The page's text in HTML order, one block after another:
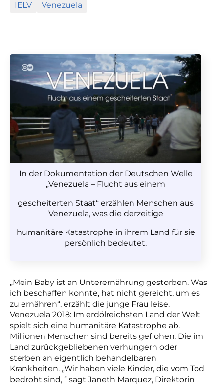
IELV Venezuela
In der Dokumentation der Deutschen Welle
„Venezuela – Flucht aus einem
gescheiterten Staat“ erzählen Menschen aus
Venezuela, was die derzeitige
humanitäre Katastrophe in ihrem Land für sie
persönlich bedeutet.
„Mein Baby ist an Unterernährung gestorben. Was
ich beschaffen konnte, hat nicht gereicht, um es
zu ernähren“, erzählt die junge Frau leise.
Venezuela 2018: Im erdölreichsten Land der Welt
spielt sich eine humanitäre Katastrophe ab.
Millionen Menschen sind bereits geflohen. Die im
Land zurückgebliebenen verhungern oder
sterben an eigentlich behandelbaren
Krankheiten. „Wir haben viele Kinder, die vom Tod
bedroht sind, “ sagt Janeth Marquez, Direktorin